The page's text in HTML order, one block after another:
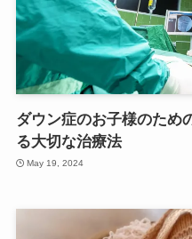
ダウン症のお子様のため
る大切な治療法
May 19, 2024